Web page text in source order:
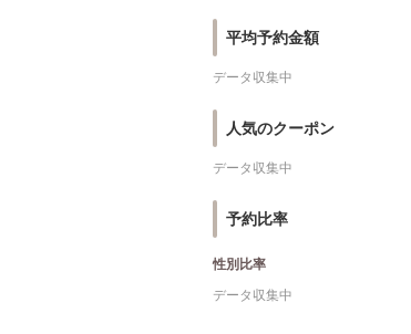
平均予約金額
データ収集中
人気のクーポン
データ収集中
予約比率
性別比率
データ収集中